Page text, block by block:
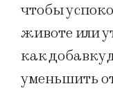
чтобы
животе или
как добавку
уменьшить